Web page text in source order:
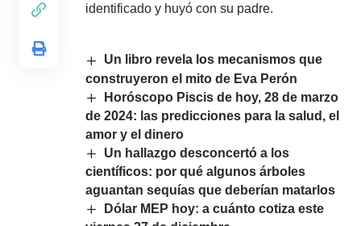
identificado y huyó con su padre.
Un libro revela los mecanismos que
construyeron el mito de Eva Perón
Horóscopo Piscis de hoy, 28 de marzo
de 2024: las predicciones para la salud, el
amor y el dinero
Un hallazgo desconcertó a los
científicos: por qué algunos árboles
aguantan sequías que deberían matarlos
Dólar MEP hoy: a cuánto cotiza este